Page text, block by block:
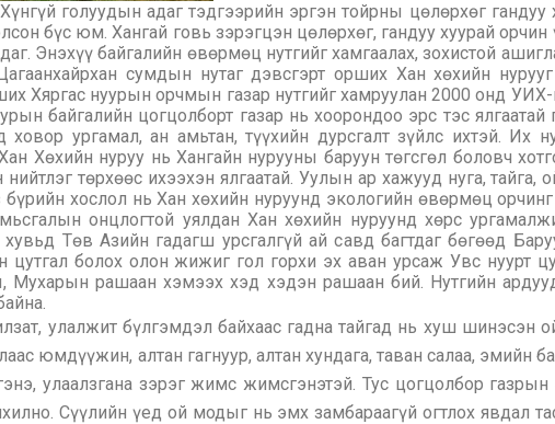
голуудын адаг тэдгээрийн эргэн тойрны цөлөрхөг
бүс юм. Хангай говь зэрэгцэн цөлөрхөг, гандуу хуурай
Энэхүү байгалийн өвөрмөц нутгийг хамгаалах, зохистой
сумдын нутаг дэвсгэрт орших Хан хөхийн
Хяргас нуурын орчмын газар нутгийг хамруулан 2000 онд
байгалийн цогцолборт газар нь хоорондоо эрс тэс
ховор ургамал, ан амьтан, түүхийн дурсгалт зүйлс ихтэй.
Хөхийн нуруу нь Хангайн нурууны баруун төгсгөл боловч
төрхөөс ихээхэн ялгаатай. Уулын ар хажууд нуга,
бүрийн хослол нь Хан хөхийн нуруунд экологийн өвөрмөц
онцлогтой уялдан Хан хөхийн нуруунд хөрс
Төв Азийн гадагш урсгалгүй ай савд багтдаг бөгөөд
цутгал болох олон жижиг гол горхи эх аван урсаж Увс нуурт
Мухарын рашаан хэмээх хэд хэдэн рашаан бий. Нутгийн
улалжит бүлгэмдэл байхаас гадна тайгад нь хуш шинэсэн
юмдүүжин, алтан гагнуур, алтан хундага, таван салаа, эмийн
улаалзгана зэрэг жимс жимсгэнэтэй. Тус цогцолбор
Сүүлийн үед ой модыг нь эмх замбараагүй огтлох явдал